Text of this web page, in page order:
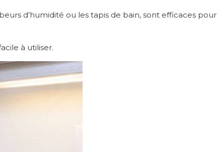
d’humidité ou les tapis de bain, sont efficaces pour
à utiliser.